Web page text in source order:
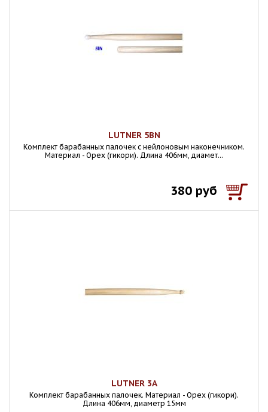
LUTNER 5BN
Комплект барабанных палочек с нейлоновым наконечником.
Материал - Орех (гикори). Длина 406мм, диамет...
380 руб
LUTNER 3A
Комплект барабанных палочек. Материал - Орех (гикори).
Длина 406мм, диаметр 15мм